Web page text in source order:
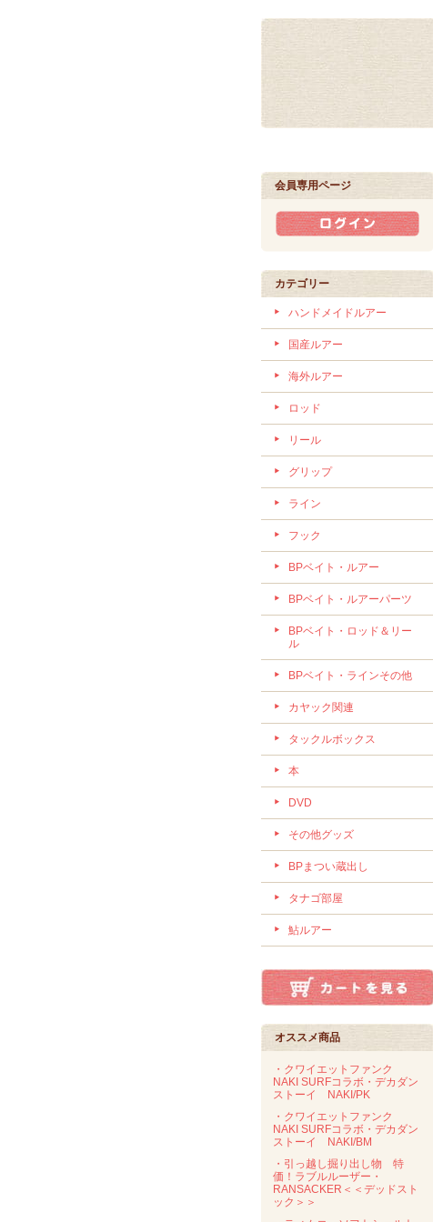
会員専用ページ
カテゴリー
ハンドメイドルアー
国産ルアー
海外ルアー
ロッド
リール
グリップ
ライン
フック
BPベイト・ルアー
BPベイト・ルアーパーツ
BPベイト・ロッド＆リー
ル
BPベイト・ラインその他
カヤック関連
タックルボックス
本
DVD
その他グッズ
BPまつい蔵出し
タナゴ部屋
鮎ルアー
オススメ商品
・クワイエットファンク
NAKI SURFコラボ・デカダン
ストーイ NAKI/PK
・クワイエットファンク
NAKI SURFコラボ・デカダン
ストーイ NAKI/BM
・引っ越し掘り出し物 特
価！ラブルルーザー・
RANSACKER＜＜デッドスト
ック＞＞